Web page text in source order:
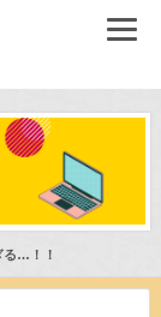
る…！！